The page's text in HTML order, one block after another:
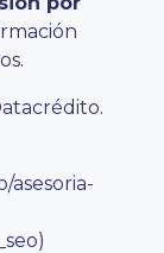
asesoria-